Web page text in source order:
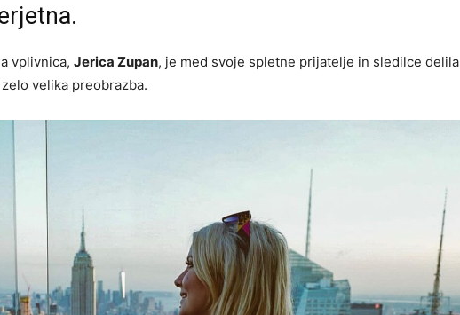
vplivnica, Jerica Zupan, je med svoje spletne prijatelje in sledilce delila
velika preobrazba.